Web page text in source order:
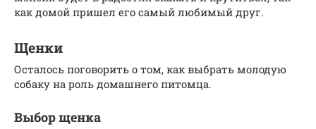
как домой пришел его самый любимый друг.
Щенки
Осталось поговорить о том, как выбрать молодую
собаку на роль домашнего питомца.
Выбор щенка